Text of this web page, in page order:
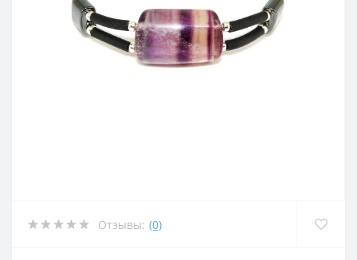
Отзывы: (0)